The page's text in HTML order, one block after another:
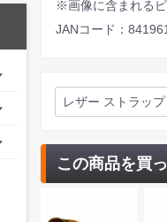
※画像に含まれるピ
JANコード：
レザー ストラップ
この商品を買